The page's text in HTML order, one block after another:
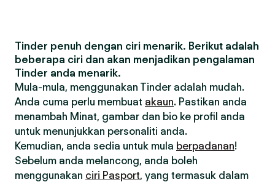
Tinder penuh dengan ciri menarik. Berikut adalah
beberapa ciri dan akan menjadikan pengalaman
Tinder anda menarik.
Mula-mula, menggunakan Tinder adalah mudah.
Anda cuma perlu membuat akaun. Pastikan anda
menambah Minat, gambar dan bio ke profil anda
untuk menunjukkan personaliti anda.
Kemudian, anda sedia untuk mula berpadanan!
Sebelum anda melancong, anda boleh
menggunakan ciri Pasport, yang termasuk dalam